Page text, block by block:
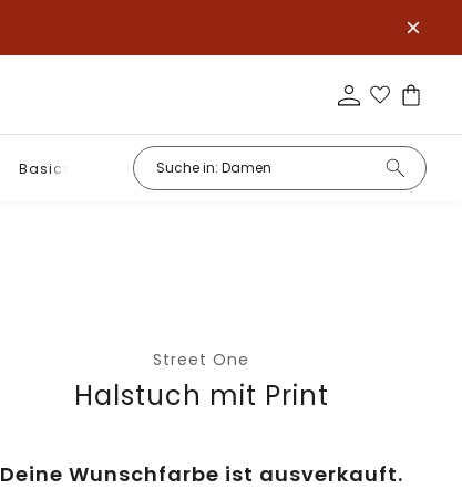
Basics
Street One
Halstuch mit Print
Deine Wunschfarbe ist ausverkauft.